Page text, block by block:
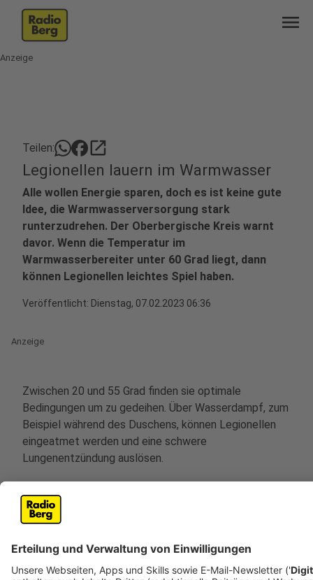
menu
Anzeige
Teilen: open_in_new
Legionellen lauern im Warmwasser
Alle wollen Energie sparen, doch es ist keine gute
Idee, die Warmwasserversorgung stark
runterzudrehen. Der Oberbergische Kreis warnt
davor. Wenn die Temperatur im
Warmwasserbereiter unter 60 Grad liegt, dann
können Legionellen leichtes Spiel haben.
Veröffentlicht: Dienstag, 07.02.2023 06:36
Anzeige
Zwischen 20 und 55 Grad finden sie optimale
Bedingungen um zu gedeihen. Über Wasserdampf, zum
Beispiel während des Duschens, können Legionellen
eingeatmet werden und eine schwere
Lungenentzündung auslösen.
Bei 60 Grad vermehren sich Legionellen nicht mehr, bei
70 Grad werden sie abgetötet.
https://www.obk.de/cms200/gesundheit_soziales/